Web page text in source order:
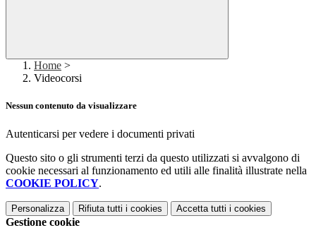
Home >
Videocorsi
Nessun contenuto da visualizzare
Autenticarsi per vedere i documenti privati
Questo sito o gli strumenti terzi da questo utilizzati si avvalgono di
cookie necessari al funzionamento ed utili alle finalità illustrate nella
COOKIE POLICY.
Personalizza Rifiuta tutti i cookies Accetta tutti i cookies
Gestione cookie